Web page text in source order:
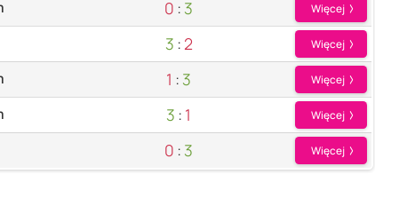
0 : 3 Więcej
3 : 2 Więcej
1 : 3 Więcej
3 : 1 Więcej
0 : 3 Więcej